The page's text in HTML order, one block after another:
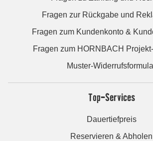
Fragen zur Rückgabe und
Fragen zum Kundenkonto &
Fragen zum HORNBACH
Muster-
Top-Services
Dauertiefpreis
Reservieren & Abholen